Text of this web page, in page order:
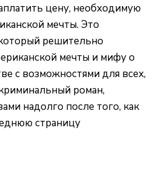
цену, необходимую
мечты. Это
решительно
мечты и мифу о
с возможностями для всех,
роман,
надолго после того, как
страницу